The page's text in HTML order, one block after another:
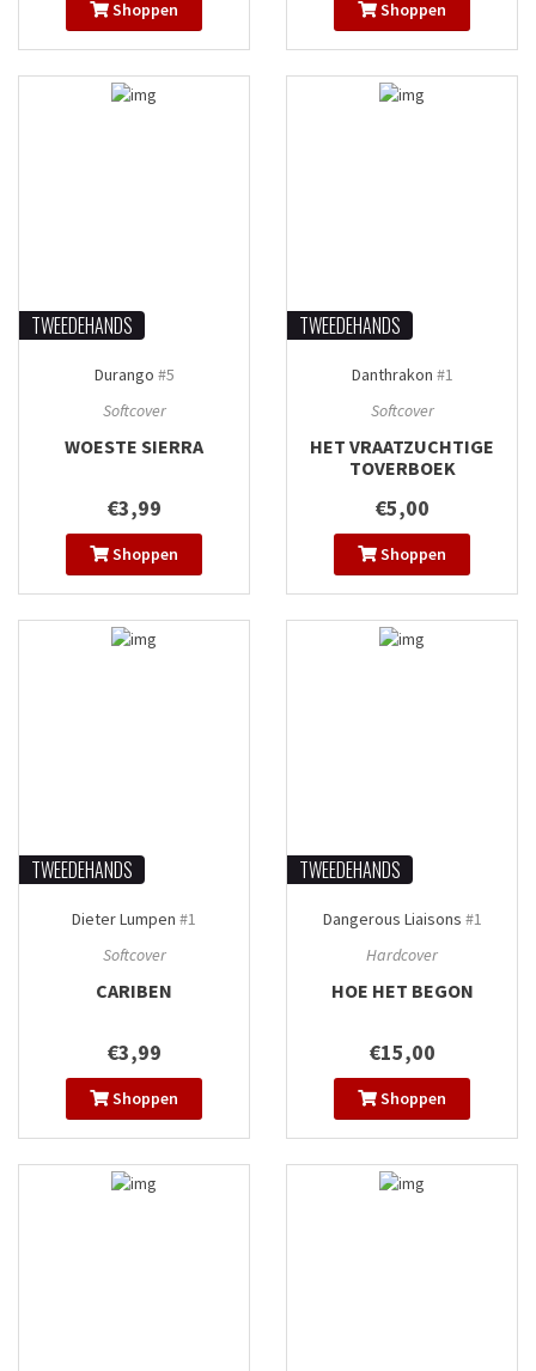
Shoppen Shoppen
TWEEDEHANDS
Durango #5
Softcover
WOESTE SIERRA
€3,99
Shoppen
TWEEDEHANDS
Danthrakon #1
Softcover
HET VRAATZUCHTIGE
TOVERBOEK
€5,00
Shoppen
TWEEDEHANDS
Dieter Lumpen #1
Softcover
CARIBEN
€3,99
Shoppen
TWEEDEHANDS
Dangerous Liaisons #1
Hardcover
HOE HET BEGON
€15,00
Shoppen